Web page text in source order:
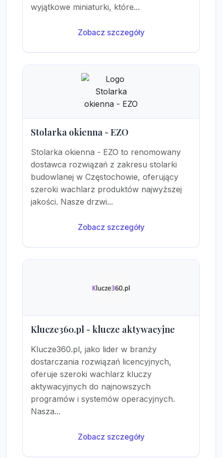
wyjątkowe miniaturki, które...
Zobacz szczegóły
Stolarka okienna - EZO
Stolarka okienna - EZO to renomowany
dostawca rozwiązań z zakresu stolarki
budowlanej w Częstochowie, oferujący
szeroki wachlarz produktów najwyższej
jakości. Nasze drzwi...
Zobacz szczegóły
Klucze360.pl - klucze aktywacyjne
Klucze360.pl, jako lider w branży
dostarczania rozwiązań licencyjnych,
oferuje szeroki wachlarz kluczy
aktywacyjnych do najnowszych
programów i systemów operacyjnych.
Nasza...
Zobacz szczegóły